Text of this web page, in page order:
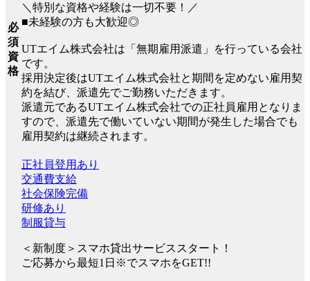
必
須
資
格
＼特別な資格や経験は一切不要！／
■未経験の方も大歓迎◎
UTエイム株式会社は「無期雇用派遣」を行っている会社
です。
採用決定後はUTエイム株式会社と期間を定めない雇用契
約を結び、派遣先でご勤務いただきます。
派遣元であるUTエイム株式会社での正社員雇用となりま
すので、派遣先で働いていない期間が発生した場合でも
雇用契約は継続されます。
正社員登用あり
交通費支給
社会保険完備
研修あり
制服貸与
＜新制度＞スマホ貸出サービススタート！
ご応募から最短1日※でスマホをGET!!